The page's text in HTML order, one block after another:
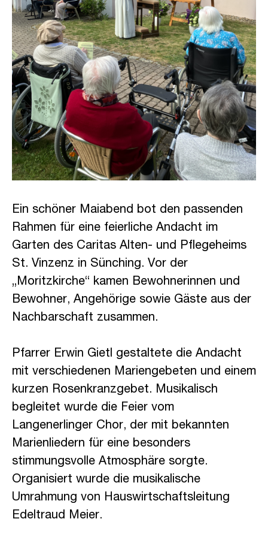
Ein schöner Maiabend bot den passenden
Rahmen für eine feierliche Andacht im
Garten des Caritas Alten- und Pflegeheims
St. Vinzenz in Sünching. Vor der
„Moritzkirche“ kamen Bewohnerinnen und
Bewohner, Angehörige sowie Gäste aus der
Nachbarschaft zusammen.
Pfarrer Erwin Gietl gestaltete die Andacht
mit verschiedenen Mariengebeten und einem
kurzen Rosenkranzgebet. Musikalisch
begleitet wurde die Feier vom
Langenerlinger Chor, der mit bekannten
Marienliedern für eine besonders
stimmungsvolle Atmosphäre sorgte.
Organisiert wurde die musikalische
Umrahmung von Hauswirtschaftsleitung
Edeltraud Meier.